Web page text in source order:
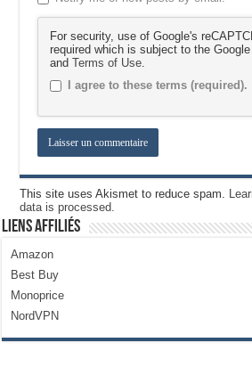
For security, use of Google's
required which is subject to the Google
andTerms of Use.
I agree to these terms (required).
This site uses Akismet to reduce spam.
data is processed.
Liens Affiliés
Amazon
Best Buy
Monoprice
NordVPN